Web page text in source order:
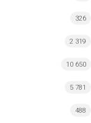
326
2 319
10 650
5 781
488